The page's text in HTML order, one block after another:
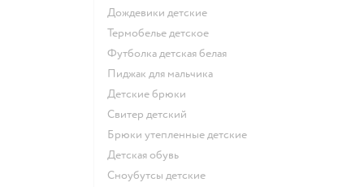
Дождевики детские
Термобелье детское
Футболка детская белая
Пиджак для мальчика
Детские брюки
Свитер детский
Брюки утепленные детские
Детская обувь
Сноубутсы детские